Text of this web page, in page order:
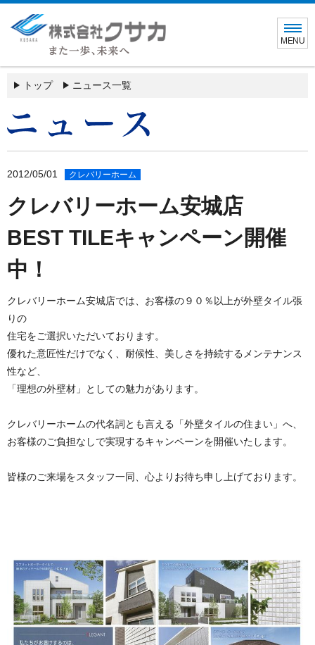
MENU
トップ ニュース一覧
2012/05/01 クレバリーホーム
クレバリーホーム安城店
BEST TILEキャンペーン開催
中！
クレバリーホーム安城店では、お客様の９０％以上が外壁タイル張
りの
住宅をご選択いただいております。
優れた意匠性だけでなく、耐候性、美しさを持続するメンテナンス
性など、
「理想の外壁材」としての魅力があります。
クレバリーホームの代名詞とも言える「外壁タイルの住まい」へ、
お客様のご負担なしで実現するキャンペーンを開催いたします。
皆様のご来場をスタッフ一同、心よりお待ち申し上げております。